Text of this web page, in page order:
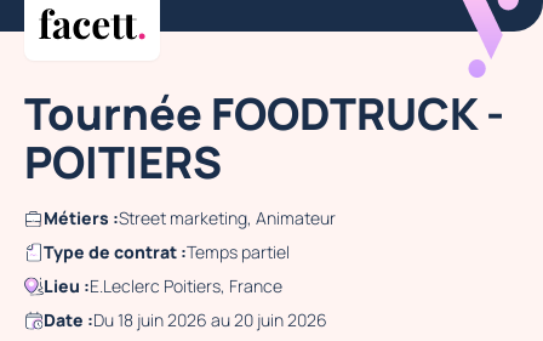
Tournée FOODTRUCK -
POITIERS
Métiers :Street marketing, Animateur
Type de contrat :Temps partiel
Lieu :E.Leclerc Poitiers, France
Date :Du 18 juin 2026 au 20 juin 2026